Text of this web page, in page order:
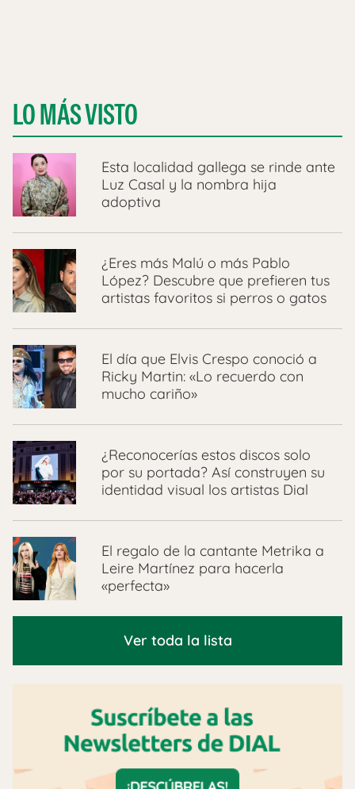
LO MÁS VISTO
Esta localidad gallega se rinde ante
Luz Casal y la nombra hija
adoptiva
¿Eres más Malú o más Pablo
López? Descubre que prefieren tus
artistas favoritos si perros o gatos
El día que Elvis Crespo conoció a
Ricky Martin: «Lo recuerdo con
mucho cariño»
¿Reconocerías estos discos solo
por su portada? Así construyen su
identidad visual los artistas Dial
El regalo de la cantante Metrika a
Leire Martínez para hacerla
«perfecta»
Ver toda la lista